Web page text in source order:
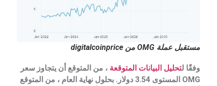
مستقبل عملة OMG من digitalcoinprice
وفقًا لتحليل البيانات المتوقعة ، من المتوقع أن يتجاوز سعر
OMG المستوى 3.54 دولار. بحلول نهاية العام ، من المتوقع